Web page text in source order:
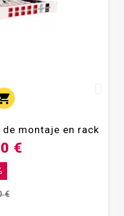
montaje en rack
€
€